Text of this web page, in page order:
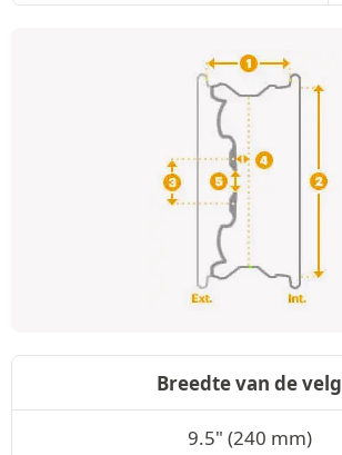
Breedte van de velg
9.5" (240 mm)